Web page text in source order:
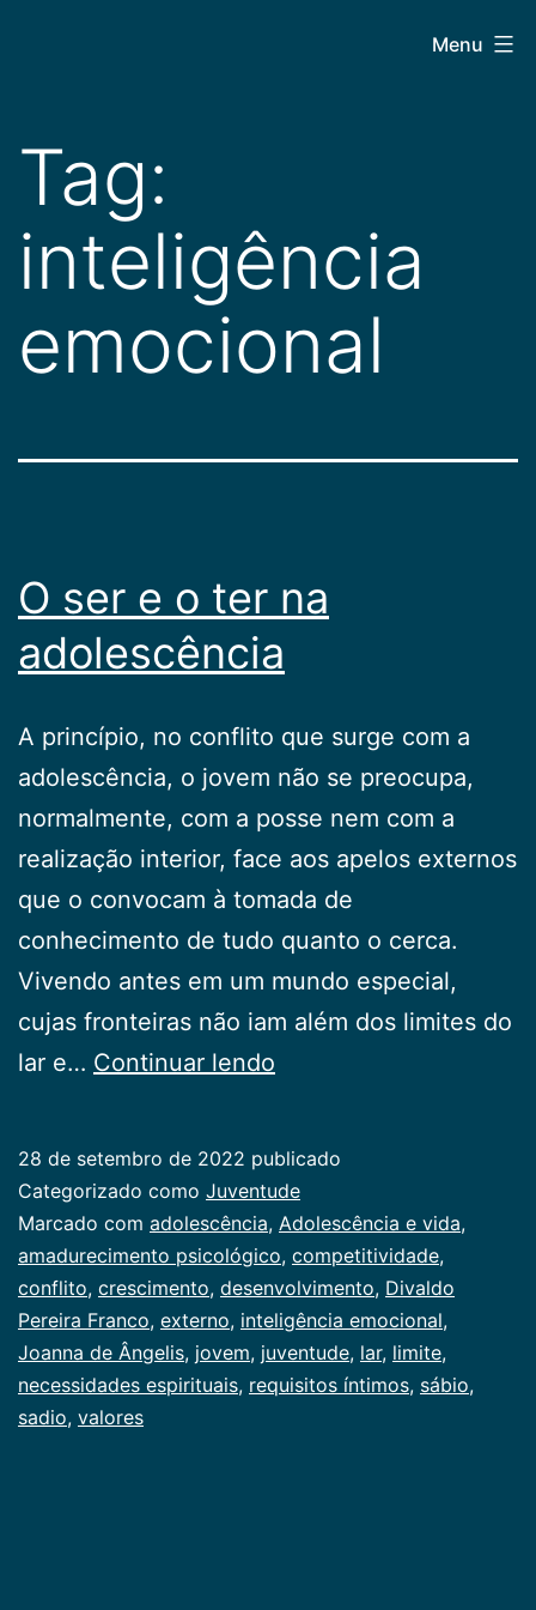
conteúdo
Menu
Tag:
inteligência
emocional
O ser e o ter na
adolescência
A princípio, no conflito que surge com a
adolescência, o jovem não se preocupa,
normalmente, com a posse nem com a
realização interior, face aos apelos externos
que o convocam à tomada de
conhecimento de tudo quanto o cerca.
Vivendo antes em um mundo especial,
cujas fronteiras não iam além dos limites do
lar e… Continuar lendo
o
ter
na
adolescência
28 de setembro de 2022 publicado
Categorizado como Juventude
Marcado com adolescência, Adolescência e vida,
amadurecimento psicológico, competitividade,
conflito, crescimento, desenvolvimento, Divaldo
Pereira Franco, externo, inteligência emocional,
Joanna de Ângelis, jovem, juventude, lar, limite,
necessidades espirituais, requisitos íntimos, sábio,
sadio, valores